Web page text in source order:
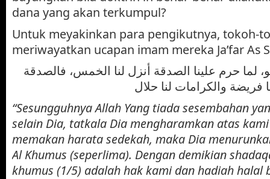
dana yang akan terkumpul?
Untuk meyakinkan para pengikutnya, tokoh-
meriwayatkan ucapan imam mereka Ja’far As
لما حرم علينا الصدقة أنزل لنا الخمس، فالصدقة
“Sesungguhnya Allah Yang tiada sesembahan
selain Dia, tatkala Dia mengharamkan atas
memakan harata sedekah, maka Dia
Al Khumus (seperlima). Dengan demikian
khumus (1/5) adalah hak kami dan hadiah halal